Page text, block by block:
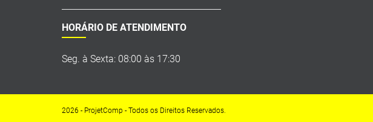
HORÁRIO DE ATENDIMENTO
Seg. à Sexta: 08:00 às 17:30
2026 - ProjetComp - Todos os Direitos Reservados.